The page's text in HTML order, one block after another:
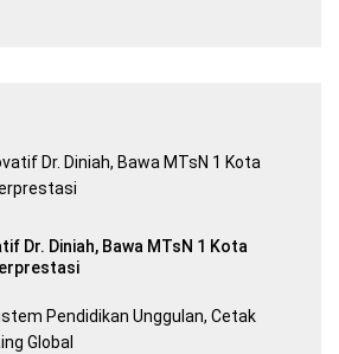
Dr. Diniah, Bawa MTsN 1 Kota